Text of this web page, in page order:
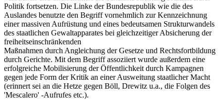
Politik fortsetzen. Die Linke der Bundesrepublik wie die des
Auslandes benutzte den Begriff vornehmlich zur Kennzeichnung
einer massiven Aufrüstung und eines bedeutsamen Strukturwandels
des staatlichen Gewaltapparates bei gleichzeitiger Absicherung der
freiheitseinschränkenden
Maßnahmen durch Angleichung der Gesetze und Rechtsfortbildung
durch Gerichte. Mit dem Begriff assoziiert wurde außerdem eine
erfolgreiche Mobilisierung der Öffentlichkeit durch Kampagnen
gegen jede Form der Kritik an einer Ausweitung staatlicher Macht
(erinnert sei an die Hetze gegen Böll, Drewitz u.a., die Folgen des
'Mescalero' -Aufrufes etc.).